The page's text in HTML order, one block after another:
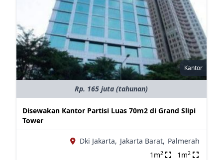
Kantor
Rp. 165 juta (tahunan)
Disewakan Kantor Partisi Luas 70m2 di Grand Slipi
Tower
Dki Jakarta, Jakarta Barat, Palmerah
1m2 1m2